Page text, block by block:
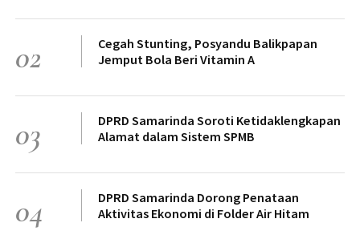
02
Cegah Stunting, Posyandu Balikpapan
Jemput Bola Beri Vitamin A
03
DPRD Samarinda Soroti Ketidaklengkapan
Alamat dalam Sistem SPMB
04
DPRD Samarinda Dorong Penataan
Aktivitas Ekonomi di Folder Air Hitam